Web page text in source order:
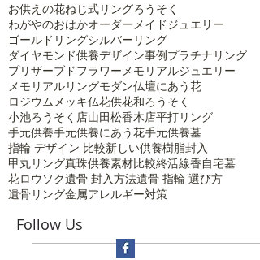
お供えの花ねじ式リングろうそく
わがやのおはかオーダーメイドジュエリー
ゴールドリングシルバーリング
ダイヤモンド供養デザイン事例プラチナリング
プリザーブドフラワーメモリアルジュエリー
メモリアルリングモダン仏壇にあう花
ロジウムメッキ仏花供花和ろうそく
小池ろうそく店山田松香木店平打リング
手元供養手元供養にあう花手元供養墓
指輪 デザイン 比較新しい供養樹脂封入
甲丸リング真珠供養素材比較終活線香自宅墓
花ロウソク遺骨 封入方法遺骨 指輪 選び方
遺骨リング金属アレルギー対策
Follow Us